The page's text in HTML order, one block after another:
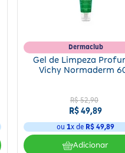
Dermaclub
Gel de Limpeza
Vichy Normaderm
R$ 52,90
R$49,89
ou1x de R$ 49,89
Adicionar